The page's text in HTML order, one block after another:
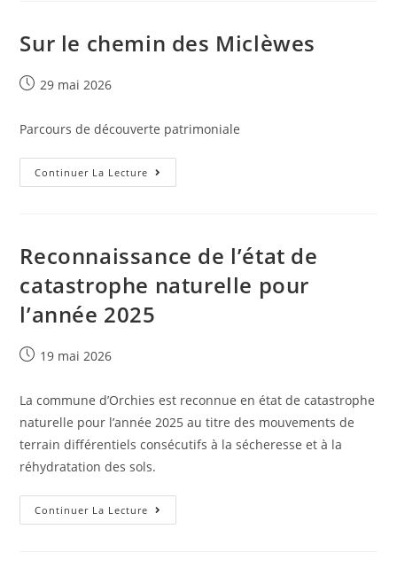
Sur le chemin des Miclèwes
29 mai 2026
Parcours de découverte patrimoniale
Continuer La Lecture
Reconnaissance de l’état de
catastrophe naturelle pour
l’année 2025
19 mai 2026
La commune d’Orchies est reconnue en état de catastrophe
naturelle pour l’année 2025 au titre des mouvements de
terrain différentiels consécutifs à la sécheresse et à la
réhydratation des sols.
Continuer La Lecture